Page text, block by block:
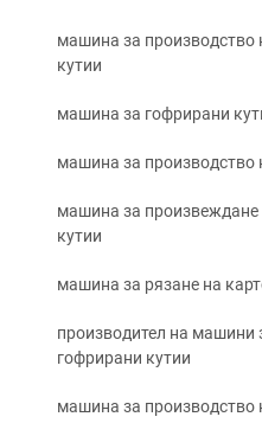
машина за производство
кутии
машина за гофрирани
машина за производство
машина за произвеждане
кутии
машина за рязане на
производител на машини
гофрирани кутии
машина за производство